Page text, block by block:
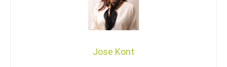
Jose Kont